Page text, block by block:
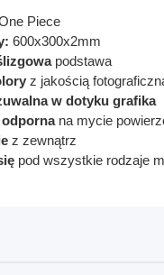
Piece
600x300x2mm
podstawa
z jakością
w dotyku grafika
odpornana mycie
z zewnątrz
pod wszystkie rodzaje